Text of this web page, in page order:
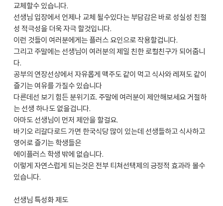
교체할수 있습니다.
선생님 입장에서 언제나 교체 될수있다는 부담감은 바로 성실성 친절
성 적극성을 더욱 자극 할것입니다.
이런 것들이 여러분에게는 플러스 요인으로 작용할겁니다.
그리고 주말에는 선생님이 여러분의 제일 친한 로컬친구가 되어줍니
다.
공부의 연장선상에서 자유롭게 맥주도 같이 먹고 식사와 레져도 같이
즐기는 여유를 가질수 있습니다
다른데선 보기 힘든 분위기죠. 주말에 여러분이 제안해보세요 거절하
는 선생 하나도 없을겁니다.
아마도 선생님이 먼저 제안을 할걸요.
바기오 리갈다로드 가면 한국식당 많이 있는데 선생들하고 식사하고
영어로 즐기는 학생들은
에이플러스 학생 밖에 없습니다.
이렇게 자연스럽게 되는것은 전부 티쳐선택제의 긍정적 효과라 볼수
있습니다.
선생님 특성화 제도